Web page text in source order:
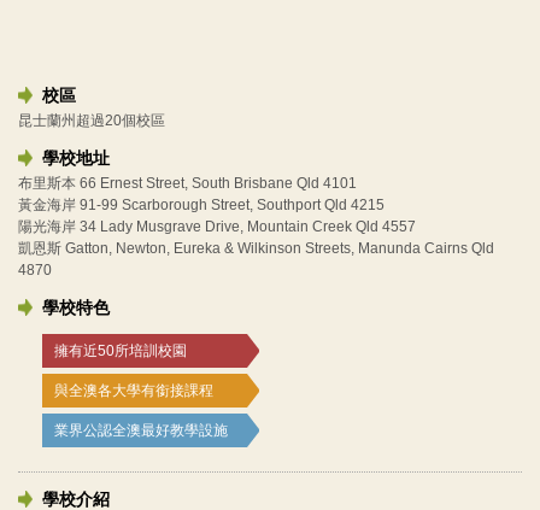
校區
昆士蘭州超過20個校區
學校地址
布里斯本 66 Ernest Street, South Brisbane Qld 4101
黃金海岸 91-99 Scarborough Street, Southport Qld 4215
陽光海岸 34 Lady Musgrave Drive, Mountain Creek Qld 4557
凱恩斯 Gatton, Newton, Eureka & Wilkinson Streets, Manunda Cairns Qld
4870
學校特色
擁有近50所培訓校園
與全澳各大學有銜接課程
業界公認全澳最好教學設施
學校介紹